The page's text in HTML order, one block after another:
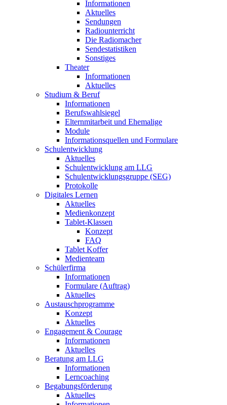
Informationen
Aktuelles
Sendungen
Radiounterricht
Die Radiomacher
Sendestatistiken
Sonstiges
Theater
Informationen
Aktuelles
Studium & Beruf
Informationen
Berufswahlsiegel
Elternmitarbeit und Ehemalige
Module
Informationsquellen und Formulare
Schulentwicklung
Aktuelles
Schulentwicklung am LLG
Schulentwicklungsgruppe (SEG)
Protokolle
Digitales Lernen
Aktuelles
Medienkonzept
Tablet-Klassen
Konzept
FAQ
Tablet Koffer
Medienteam
Schülerfirma
Informationen
Formulare (Auftrag)
Aktuelles
Austauschprogramme
Konzept
Aktuelles
Engagement & Courage
Informationen
Aktuelles
Beratung am LLG
Informationen
Lerncoaching
Begabungsförderung
Aktuelles